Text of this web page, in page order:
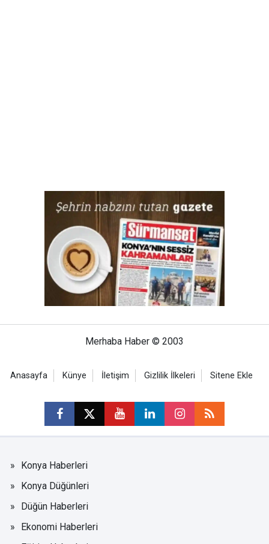
Merhaba Haber © 2003
Anasayfa Künye İletişim Gizlilik İlkeleri Sitene Ekle
Konya Haberleri
Konya Düğünleri
Düğün Haberleri
Ekonomi Haberleri